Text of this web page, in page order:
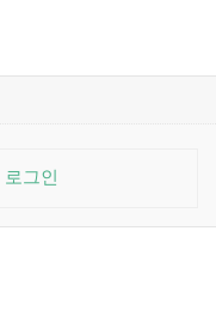
로그인